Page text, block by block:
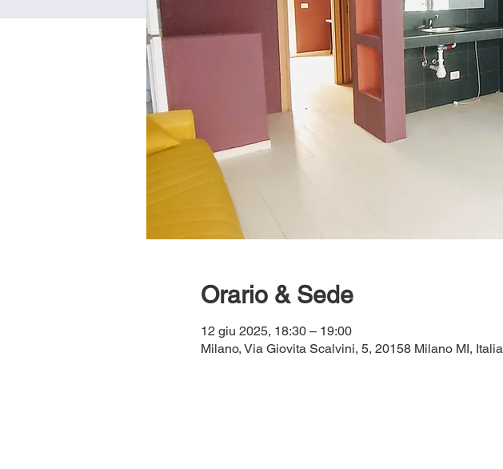
Orario & Sede
12 giu 2025, 18:30 – 19:00
Milano, Via Giovita Scalvini, 5, 20158 Milano MI, Italia